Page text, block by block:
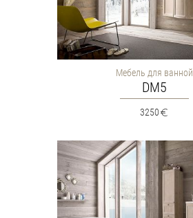
Мебель для ванной
DM5
3250